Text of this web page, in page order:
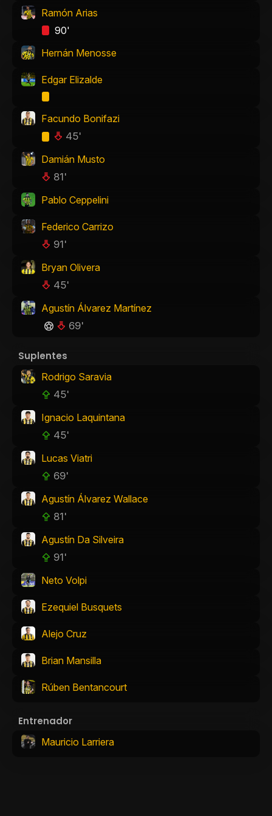
Ramón Arias
90'
Hernán Menosse
Edgar Elizalde
Facundo Bonifazi
45'
Damián Musto
81'
Pablo Ceppelini
Federico Carrizo
91'
Bryan Olivera
45'
Agustín Álvarez Martínez
69'
Suplentes
Rodrigo Saravia
45'
Ignacio Laquintana
45'
Lucas Viatri
69'
Agustín Álvarez Wallace
81'
Agustín Da Silveira
91'
Neto Volpi
Ezequiel Busquets
Alejo Cruz
Brian Mansilla
Rúben Bentancourt
Entrenador
Mauricio Larriera